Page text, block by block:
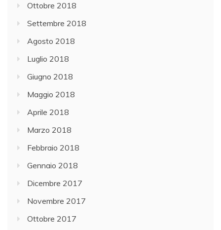
Ottobre 2018
Settembre 2018
Agosto 2018
Luglio 2018
Giugno 2018
Maggio 2018
Aprile 2018
Marzo 2018
Febbraio 2018
Gennaio 2018
Dicembre 2017
Novembre 2017
Ottobre 2017